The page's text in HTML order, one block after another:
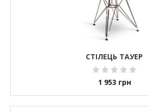
СТІЛЕЦЬ ТАУЕР
1 953 грн